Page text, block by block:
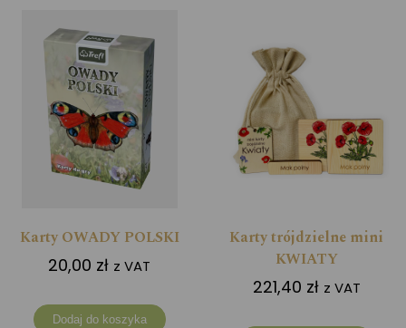
Karty OWADY POLSKI
20,00 zł z VAT
Dodaj do koszyka
Karty trójdzielne mini
KWIATY
221,40 zł z VAT